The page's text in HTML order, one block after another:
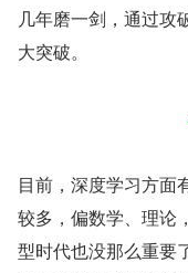
几年磨一剑，通过攻
大突破。
目前，深度学习方面
较多，偏数学、理论
型时代也没那么重要